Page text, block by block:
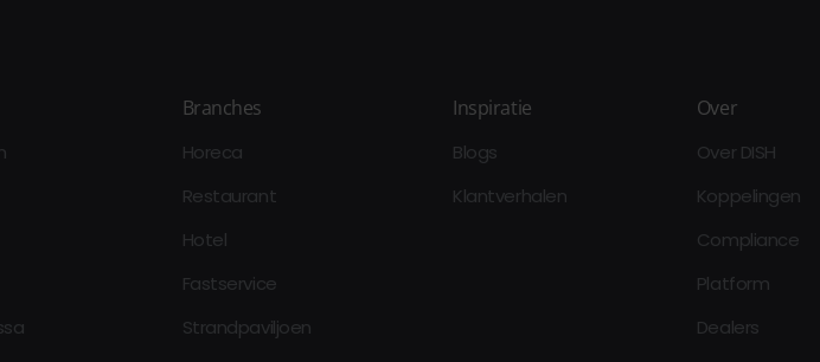
Branches
Horeca
Restaurant
Hotel
Fastservice
Strandpaviljoen
Inspiratie
Blogs
Klantverhalen
Over
Over DISH
Koppelingen
Compliance
Platform
Dealers